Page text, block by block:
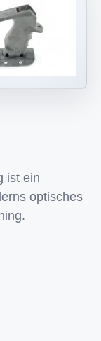
ist ein
optisches